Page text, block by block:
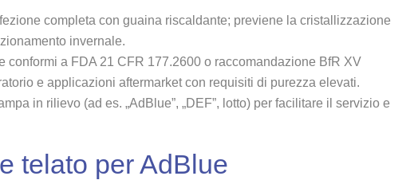
completa con guaina riscaldante; previene la cristallizzazione
invernale.
conformi a FDA 21 CFR 177.2600 o raccomandazione BfR XV
e applicazioni aftermarket con requisiti di purezza elevati.
in rilievo (ad es. „AdBlue”, „DEF”, lotto) per facilitare il servizio e
telato per AdBlue